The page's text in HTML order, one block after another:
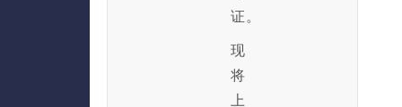
证。
现
将
上